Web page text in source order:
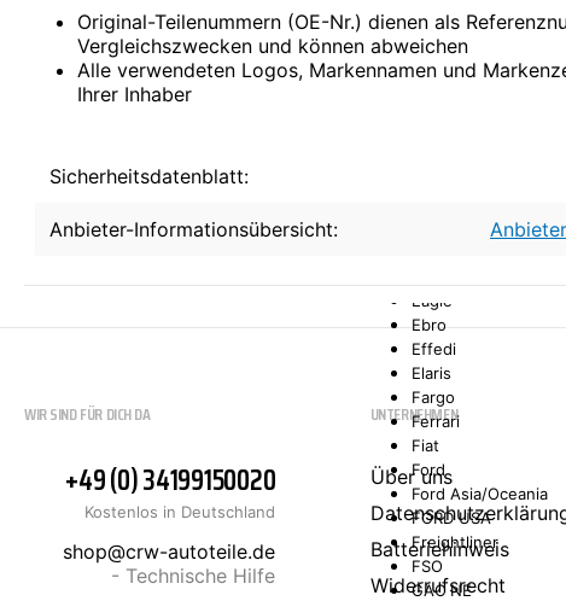
Daewoo
DAF
Daihatsu
Daimler
Donkervoort
Eagle
Ebro
Effedi
Elaris
Fargo
Ferrari
Fiat
Ford
Ford Asia/Oceania
FORD USA
Freightliner
FSO
GAC NE
Original-Teilenummern (OE-Nr.) dienen als
Vergleichszwecken und können abweichen
Alle verwendeten Logos, Markennamen und
Ihrer Inhaber
Sicherheitsdatenblatt:
Anbieter-Informationsübersicht:
WIR SIND FÜR DICH DA
+49 (0) 34199150020
Kostenlos in Deutschland
shop@crw-autoteile.de
- Technische Hilfe
UNTERNEHMEN
Über uns
Batteriehinweis
Widerrufsrecht